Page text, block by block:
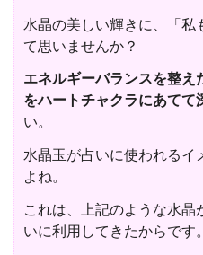
水晶の美しい輝きに、「私
て思いませんか？
エネルギーバランスを整え
をハートチャクラにあてて
い。
水晶玉が占いに使われるイ
よね。
これは、上記のような水晶
いに利用してきたからです。